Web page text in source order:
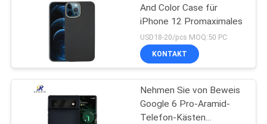
And Color Case für
iPhone 12 Promaximales
USD18-20/pcs MOQ:50 PC
KONTAKT
Nehmen Sie von Beweis
Google 6 Pro-Aramid-
Telefon-Kästen